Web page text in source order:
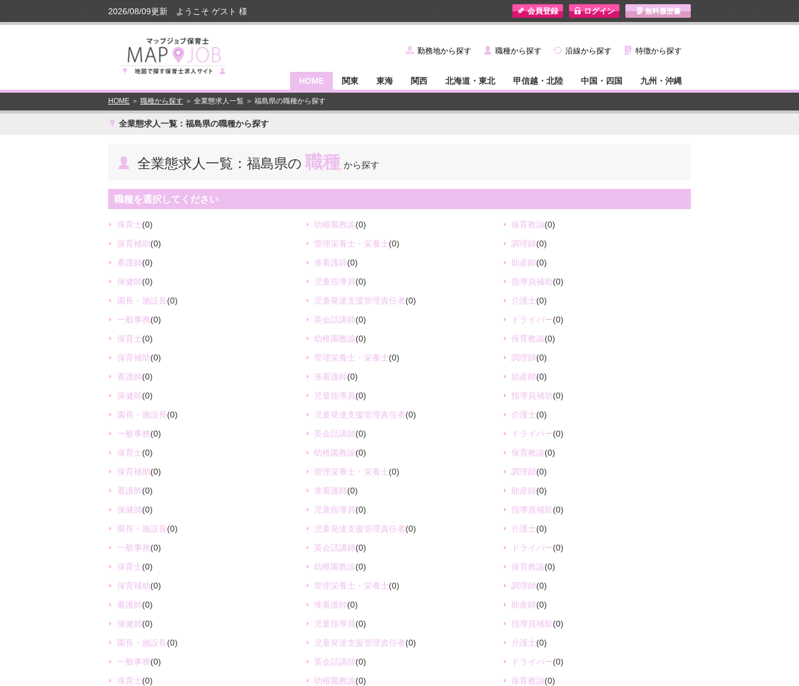
I 無料履歴書
y 勤務地から探す ˙ 職種から探す } 沿線から探す G 特徴から探す
HOME 関東 東海 関西 北海道・東北 甲信越・北陸 中国・四国 九州・沖縄
HOME ＞ 職種から探す ＞ 全業態求人一覧 ＞ 福島県の職種から探す
x 全業態求人一覧：福島県の職種から探す
˙ 全業態求人一覧：福島県の 職種 から探す
職種を選択してください
保育士(0) 幼稚園教諭(0) 保育教諭(0)
保育補助(0) 管理栄養士・栄養士(0) 調理師(0)
看護師(0) 准看護師(0) 助産師(0)
保健師(0) 児童指導員(0) 指導員補助(0)
園長・施設長(0) 児童発達支援管理責任者(0) 介護士(0)
一般事務(0) 英会話講師(0) ドライバー(0)
保育士(0) 幼稚園教諭(0) 保育教諭(0)
保育補助(0) 管理栄養士・栄養士(0) 調理師(0)
看護師(0) 准看護師(0) 助産師(0)
保健師(0) 児童指導員(0) 指導員補助(0)
園長・施設長(0) 児童発達支援管理責任者(0) 介護士(0)
一般事務(0) 英会話講師(0) ドライバー(0)
保育士(0) 幼稚園教諭(0) 保育教諭(0)
保育補助(0) 管理栄養士・栄養士(0) 調理師(0)
看護師(0) 准看護師(0) 助産師(0)
保健師(0) 児童指導員(0) 指導員補助(0)
園長・施設長(0) 児童発達支援管理責任者(0) 介護士(0)
一般事務(0) 英会話講師(0) ドライバー(0)
保育士(0) 幼稚園教諭(0) 保育教諭(0)
保育補助(0) 管理栄養士・栄養士(0) 調理師(0)
看護師(0) 准看護師(0) 助産師(0)
保健師(0) 児童指導員(0) 指導員補助(0)
園長・施設長(0) 児童発達支援管理責任者(0) 介護士(0)
一般事務(0) 英会話講師(0) ドライバー(0)
保育士(0) 幼稚園教諭(0) 保育教諭(0)